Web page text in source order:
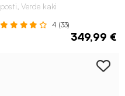
posti, Verde kaki
4 (33)
349,99 €